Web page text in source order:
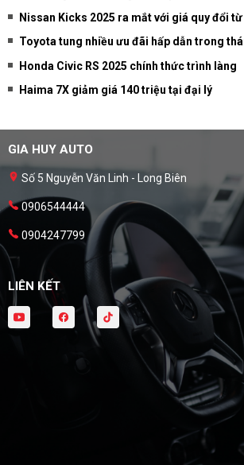
Nissan Kicks 2025 ra mắt với giá quy đổi
Toyota tung nhiều ưu đãi hấp dẫn trong
Honda Civic RS 2025 chính thức trình làng
Haima 7X giảm giá 140 triệu tại đại lý
GIA HUY AUTO
Số 5 Nguyễn Văn Linh - Long Biên
0906544444
0904247799
LIÊN KẾT